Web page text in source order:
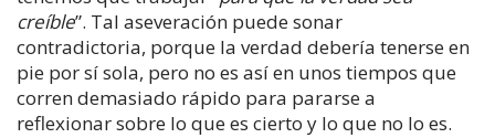
creíble”. Tal aseveración puede sonar
contradictoria, porque la verdad debería tenerse en
pie por sí sola, pero no es así en unos tiempos que
corren demasiado rápido para pararse a
reflexionar sobre lo que es cierto y lo que no lo es.